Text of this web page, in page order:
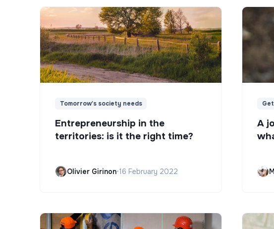
Tomorrow's society needs
Entrepreneurship in the
territories: is it the right time?
Olivier Girinon•16 February 2022
A